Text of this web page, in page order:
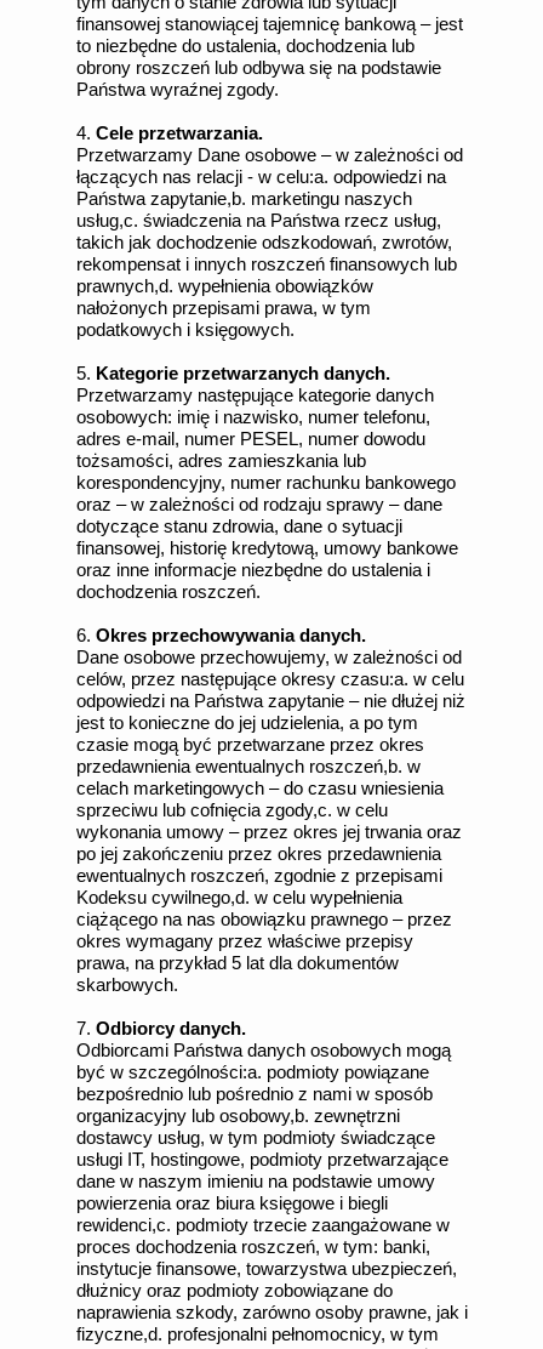
finansowej stanowiącej tajemnicę bankową – jest
to niezbędne do ustalenia, dochodzenia lub
obrony roszczeń lub odbywa się na podstawie
Państwa wyraźnej zgody.
4. Cele przetwarzania.
Przetwarzamy Dane osobowe – w zależności od
łączących nas relacji - w celu:a. odpowiedzi na
Państwa zapytanie,b. marketingu naszych
usług,c. świadczenia na Państwa rzecz usług,
takich jak dochodzenie odszkodowań, zwrotów,
rekompensat i innych roszczeń finansowych lub
prawnych,d. wypełnienia obowiązków
nałożonych przepisami prawa, w tym
podatkowych i księgowych.
5. Kategorie przetwarzanych danych.
Przetwarzamy następujące kategorie danych
osobowych: imię i nazwisko, numer telefonu,
adres e-mail, numer PESEL, numer dowodu
tożsamości, adres zamieszkania lub
korespondencyjny, numer rachunku bankowego
oraz – w zależności od rodzaju sprawy – dane
dotyczące stanu zdrowia, dane o sytuacji
finansowej, historię kredytową, umowy bankowe
oraz inne informacje niezbędne do ustalenia i
dochodzenia roszczeń.
6. Okres przechowywania danych.
Dane osobowe przechowujemy, w zależności od
celów, przez następujące okresy czasu:a. w celu
odpowiedzi na Państwa zapytanie – nie dłużej niż
jest to konieczne do jej udzielenia, a po tym
czasie mogą być przetwarzane przez okres
przedawnienia ewentualnych roszczeń,b. w
celach marketingowych – do czasu wniesienia
sprzeciwu lub cofnięcia zgody,c. w celu
wykonania umowy – przez okres jej trwania oraz
po jej zakończeniu przez okres przedawnienia
ewentualnych roszczeń, zgodnie z przepisami
Kodeksu cywilnego,d. w celu wypełnienia
ciążącego na nas obowiązku prawnego – przez
okres wymagany przez właściwe przepisy
prawa, na przykład 5 lat dla dokumentów
skarbowych.
7. Odbiorcy danych.
Odbiorcami Państwa danych osobowych mogą
być w szczególności:a. podmioty powiązane
bezpośrednio lub pośrednio z nami w sposób
organizacyjny lub osobowy,b. zewnętrzni
dostawcy usług, w tym podmioty świadczące
usługi IT, hostingowe, podmioty przetwarzające
dane w naszym imieniu na podstawie umowy
powierzenia oraz biura księgowe i biegli
rewidenci,c. podmioty trzecie zaangażowane w
proces dochodzenia roszczeń, w tym: banki,
instytucje finansowe, towarzystwa ubezpieczeń,
dłużnicy oraz podmioty zobowiązane do
naprawienia szkody, zarówno osoby prawne, jak i
fizyczne,d. profesjonalni pełnomocnicy, w tym